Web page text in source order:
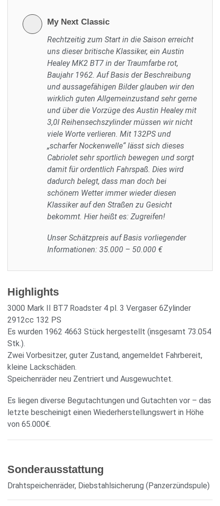
My Next Classic
Rechtzeitig zum Start in die Saison erreicht
uns dieser britische Klassiker, ein Austin
Healey MK2 BT7 in der Traumfarbe rot,
Baujahr 1962. Auf Basis der Beschreibung
und aussagefähigen Bilder glauben wir den
wirklich guten Allgemeinzustand sehr gerne
und über die Vorzüge des Austin Healey mit
3,0l Reihensechszylinder müssen wir nicht
viele Worte verlieren. Mit 132PS und
„scharfer Nockenwelle“ lässt sich dieses
Cabriolet sehr sportlich bewegen und sorgt
damit für ordentlich Fahrspaß. Dies wird
dadurch belegt, dass man doch bei
schönem Wetter immer wieder diesen
Klassiker auf den Straßen zu Gesicht
bekommt. Hier heißt es: Zugreifen!
Unser Schätzpreis auf Basis vorliegender
Informationen: 35.000 – 50.000 €
Highlights
3000 Mark II BT7 Roadster 4 pl. 3 Vergaser 6Zylinder
2912cc 132 PS
Es wurden 1962 4663 Stück hergestellt (insgesamt 73.054
Stk.).
Zwei Vorbesitzer, guter Zustand, angemeldet Fahrbereit,
kleine Lackschäden.
Speichenräder neu Zentriert und Ausgewuchtet.
Es liegen diverse Begutachtungen und Gutachten vor – das
letzte bescheinigt einen Wiederherstellungswert in Höhe
von 65.000€.
Sonderausstattung
Drahtspeichenräder, Diebstahlsicherung (Panzerzündspule)